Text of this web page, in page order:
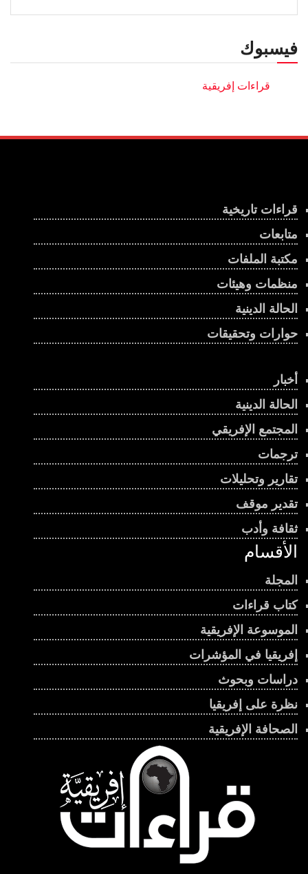
فيسبوك
قراءات تاريخية
متابعات
مكتبة الملفات
منظمات وهيئات
الحالة الدينية
حوارات وتحقيقات
أخبار
الحالة الدينية
المجتمع الإفريقي
ترجمات
تقارير وتحليلات
تقدير موقف
ثقافة وأدب
الأقسام
المجلة
كتاب قراءات
الموسوعة الإفريقية
إفريقيا في المؤشرات
دراسات وبحوث
نظرة على إفريقيا
الصحافة الإفريقية